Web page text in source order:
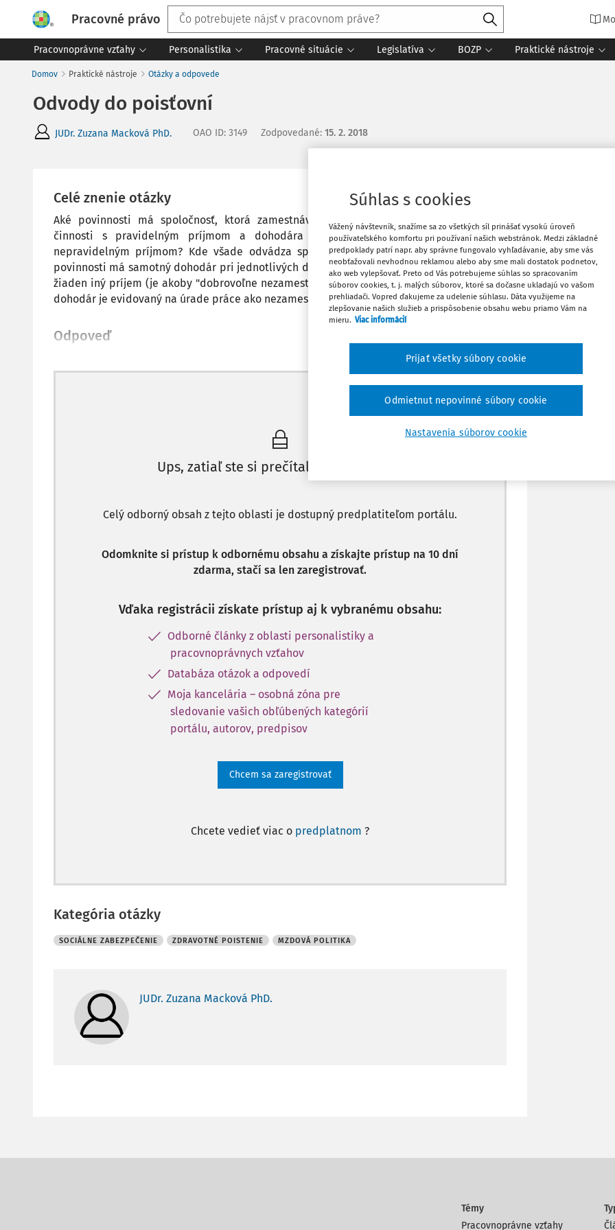
Pracovné právo
Pracovnoprávne vzťahy Personalistika Pracovné situácie Legislatíva BOZP Praktické nástroje
Domov Praktické nástroje Otázky a odpovede
Odvody do poisťovní
JUDr. Zuzana Macková PhD. OAO ID: 3149 Zodpovedané: 15. 2. 2018
Celé znenie otázky
Aké povinnosti má spoločnosť, ktorá zamestnáva dohodára na dohodu o pracovnej
činnosti s pravidelným príjmom a dohodára na dohodu o pracovnej činnosti s
nepravidelným príjmom? Kde všade odvádza spoločnosť poistné a v akej výške? Aké
povinnosti má samotný dohodár pri jednotlivých dohodách - ak okrem tejto dohody nemá
žiaden iný príjem (je akoby "dobrovoľne nezamestnaný")? Aké sú iné podmienky, ak tento
dohodár je evidovaný na úrade práce ako nezamestnaný?
Odpoveď
Máte predplatné? Prihláste sa
Ups, zatiaľ ste si prečítali len začiatok...
Celý odborný obsah z tejto oblasti je dostupný predplatiteľom portálu.
Odomknite si prístup k odbornému obsahu a získajte prístup na 10 dní
zdarma, stačí sa len zaregistrovať.
Vďaka registrácii získate prístup aj k vybranému obsahu:
Odborné články z oblasti personalistiky a
pracovnoprávnych vzťahov
Databáza otázok a odpovedí
Moja kancelária – osobná zóna pre
sledovanie vašich obľúbených kategórií
portálu, autorov, predpisov
Chcem sa zaregistrovať
Chcete vedieť viac o predplatnom ?
Kategória otázky
SOCIÁLNE ZABEZPEČENIE ZDRAVOTNÉ POISTENIE MZDOVÁ POLITIKA
JUDr. Zuzana Macková PhD.
Obľúbené
Zdieľať
Témy
Pracovnoprávne vzťahy
Súhlas s cookies
Vážený návštevník, snažíme sa zo všetkých síl prinášať vysokú úroveň
používateľského komfortu pri používaní našich webstránok. Medzi základné
predpoklady patrí napr. aby správne fungovalo vyhľadávanie, aby sme vás
neobťažovali nevhodnou reklamou alebo aby sme mali dostatok podnetov,
ako web vylepšovať. Preto od Vás potrebujeme súhlas so spracovaním
súborov cookies, t. j. malých súborov, ktoré sa dočasne ukladajú vo vašom
prehliadači. Vopred ďakujeme za udelenie súhlasu. Dáta využijeme na
zlepšovanie našich služieb a prispôsobenie obsahu webu priamo Vám na
mieru. Viac informácií
Nastavenia súborov cookie
Odmietnut nepovinné súbory cookie
Prijať všetky súbory cookie